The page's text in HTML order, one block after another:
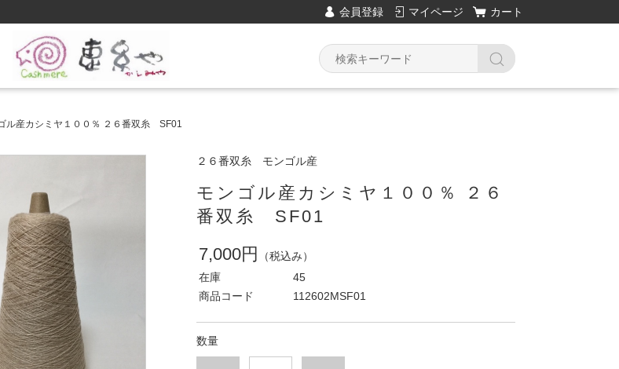
会員登録 マイページ カート
ル産カシミヤ１００％ ２６番双糸 SF01
２６番双糸 モンゴル産
モンゴル産カシミヤ１００％ ２６
番双糸 SF01
7,000円
（税込み）
在庫
45
商品コード
112602MSF01
数量